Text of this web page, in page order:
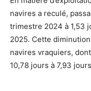
navires a reculé,
trimestre 2024 à 1,53
2025. Cette
navires vraquiers,
10,78 jours à 7,93